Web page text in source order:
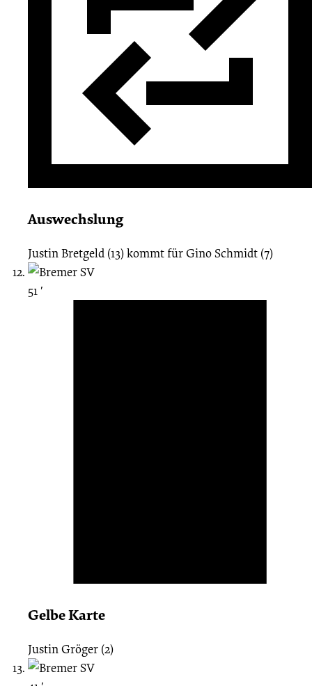
Auswechslung
Justin Bretgeld (13)kommt fürGino Schmidt (7)
51 ′
Gelbe Karte
Justin Gröger (2)